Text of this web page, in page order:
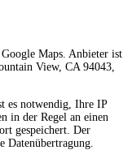
Maps. Anbieter ist
View, CA 94043,
es notwendig, Ihre IP
in der Regel an einen
gespeichert. Der
Datenübertragung.